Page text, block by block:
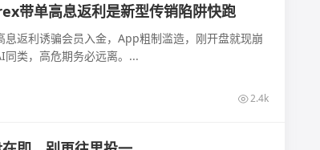
带单高息返利是新型传销陷阱快跑
返利诱骗会员入金，App粗制滥造，刚开盘就现崩
类，高危期务必远离。...
2.4k